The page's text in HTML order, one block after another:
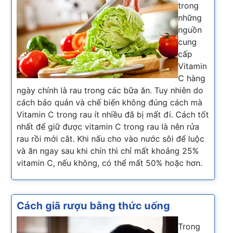
trong
những
nguồn
cung
cấp
Vitamin
C hàng
ngày chính là rau trong các bữa ăn. Tuy nhiên do
cách bảo quản và chế biến không đúng cách mà
Vitamin C trong rau ít nhiều đã bị mất đi. Cách tốt
nhất để giữ được vitamin C trong rau là nên rửa
rau rồi mới cắt. Khi nấu cho vào nước sôi để luộc
và ăn ngay sau khi chín thì chỉ mất khoảng 25%
vitamin C, nếu không, có thể mất 50% hoặc hơn.
Cách giã rượu bằng thức uống
Trong